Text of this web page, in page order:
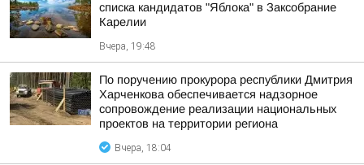
списка кандидатов "Яблока" в Заксобрание
Карелии
Вчера, 19:48
По поручению прокурора республики Дмитрия
Харченкова обеспечивается надзорное
сопровождение реализации национальных
проектов на территории региона
Вчера, 18:04